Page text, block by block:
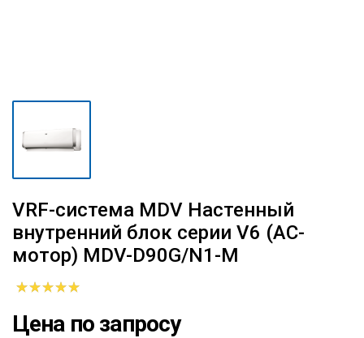
VRF-система MDV Настенный
внутренний блок серии V6 (AC-
мотор) MDV-D90G/N1-M
Цена по запросу